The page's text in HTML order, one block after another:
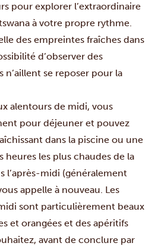
pour explorer l’extraordinaire
à votre propre rythme.
des empreintes fraîches dans
d’observer des
n’aillent se reposer pour la
alentours de midi, vous
pour déjeuner et pouvez
dans la piscine ou une
heures les plus chaudes de la
l’après-midi (généralement
appelle à nouveau. Les
sont particulièrement beaux
et orangées et des apéritifs
avant de conclure par